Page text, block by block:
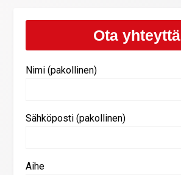
Ota yhteyttä
Nimi (pakollinen)
Sähköposti (pakollinen)
Aihe